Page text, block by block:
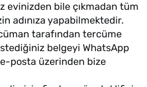
evinizden bile çıkmadan tüm
adınıza yapabilmektedir.
tarafından tercüme
belgeyi WhatsApp
posta üzerinden bize